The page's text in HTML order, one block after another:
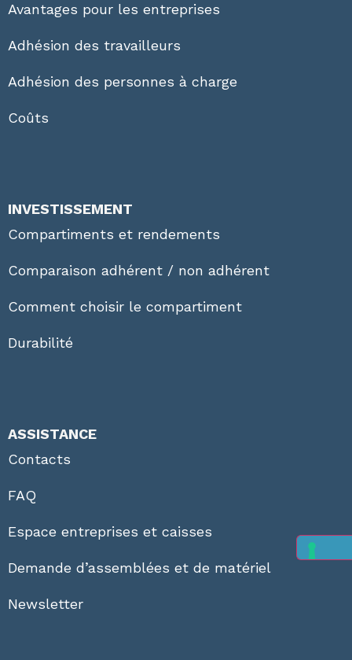
Avantages pour les entreprises
Adhésion des travailleurs
Adhésion des personnes à charge
Coûts
INVESTISSEMENT
Compartiments et rendements
Comparaison adhérent / non adhérent
Comment choisir le compartiment
Durabilité
ASSISTANCE
Contacts
FAQ
Espace entreprises et caisses
Demande d’assemblées et de matériel
Newsletter